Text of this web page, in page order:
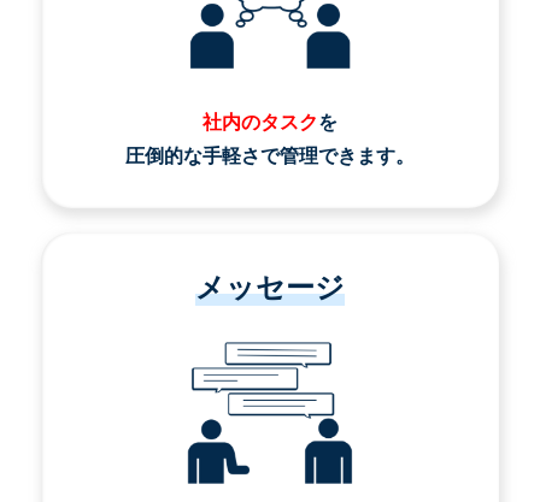
社内のタスクを
圧倒的な手軽さで管理できます。
メッセージ